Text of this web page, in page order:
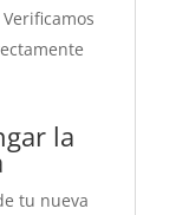
Verificamos
la
tu nueva